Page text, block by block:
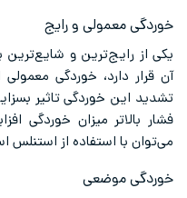
خوردگی معمولی و رایج
یکی از رایج‌ترین و
آن قرار دارد، خوردگی
تشدید این خوردگی تاثیر
فشار بالاتر میزان خوردگی
می‌توان با استفاده از
خوردگی موضعی